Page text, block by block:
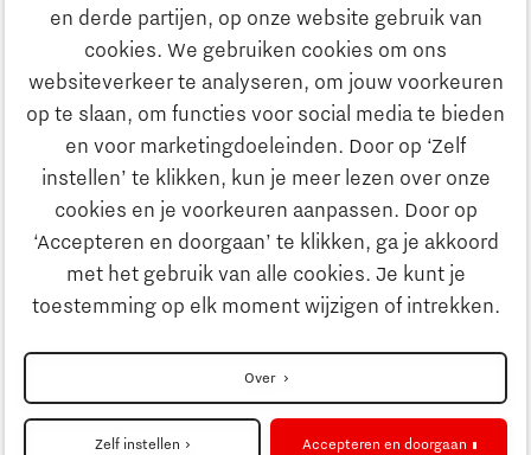
en derde partijen, op onze website gebruik van
cookies. We gebruiken cookies om ons
websiteverkeer te analyseren, om jouw voorkeuren
op te slaan, om functies voor social media te bieden
en voor marketingdoeleinden. Door op ‘Zelf
instellen’ te klikken, kun je meer lezen over onze
cookies en je voorkeuren aanpassen. Door op
‘Accepteren en doorgaan’ te klikken, ga je akkoord
met het gebruik van alle cookies. Je kunt je
toestemming op elk moment wijzigen of intrekken.
Over
Zelf instellen Accepteren en doorgaan
Volg ons
Bezoekadres walk-in hours &
The Gate Academy
Eindhoven University of Technology
Alpha Hub, 2e verdieping
Het Eeuwsel 57, 5612 AS Eindhoven